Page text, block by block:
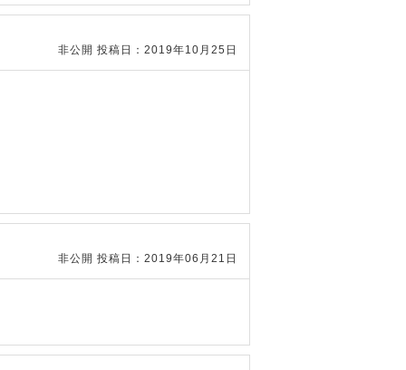
非公開 投稿日：2019年10月25日
非公開 投稿日：2019年06月21日